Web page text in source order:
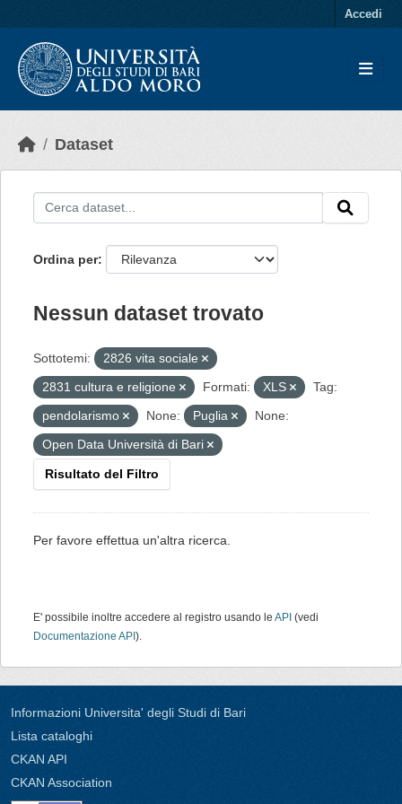
Accedi
Dataset
Ordina per
Nessun dataset trovato
Sottotemi:
2826 vita sociale
2831 cultura e religione
Formati: XLS
Tag:
pendolarismo
None: Puglia
None:
Open Data Università di Bari
Risultato del Filtro
Per favore effettua un'altra ricerca.
E' possibile inoltre accedere al registro usando le API (vedi
Documentazione API ).
Informazioni Universita' degli Studi di Bari
Lista cataloghi
CKAN API
CKAN Association